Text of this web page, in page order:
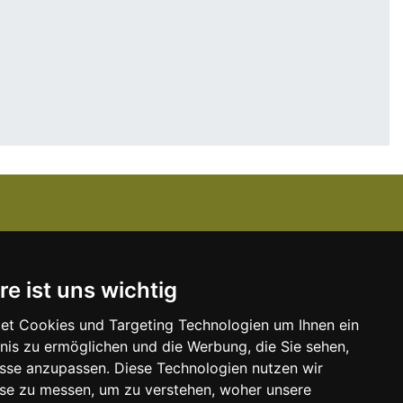
ist uns wichtig
Cookies und Targeting Technologien um Ihnen ein
zu ermöglichen und die Werbung, die Sie sehen,
anzupassen. Diese Technologien nutzen wir
zu messen, um zu verstehen, woher unsere
Kanzlei-Job Blog
Unser Team
Unserer Dienstleistungen
Kontakt zu uns